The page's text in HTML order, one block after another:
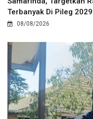
Terbanyak Di Pileg 2029
08/08/2026